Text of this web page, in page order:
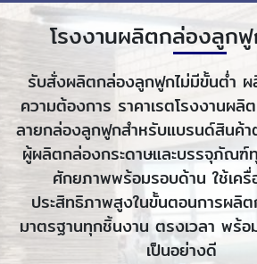
โรงงานผลิตกล่องลูก
รับสั่งผลิตกล่องลูกฟูกไม่มีขั้นต่ำ ผ
ความต้องการ ราคาเรตโรงงานผ
ลายกล่องลูกฟูกสำหรับแบรนด์สินค้า
ผู้ผลิตกล่องกระดาษและบรรจุภัณ
ศักยภาพพร้อมรอบด้าน ใช้เค
ประสิทธิภาพสูงในขั้นตอนการผลิ
มาตรฐานทุกชิ้นงาน ตรงเวลา พร้อ
เป็นอย่างดี